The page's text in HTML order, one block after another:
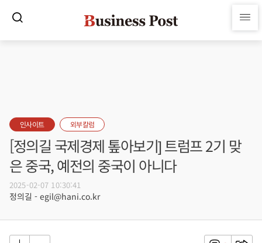
인사이트 외부칼럼
[정의길 국제경제 톺아보기] 트럼프 2기 맞
은 중국, 예전의 중국이 아니다
2025-02-07 10:30:41
정의길 - egil@hani.co.kr